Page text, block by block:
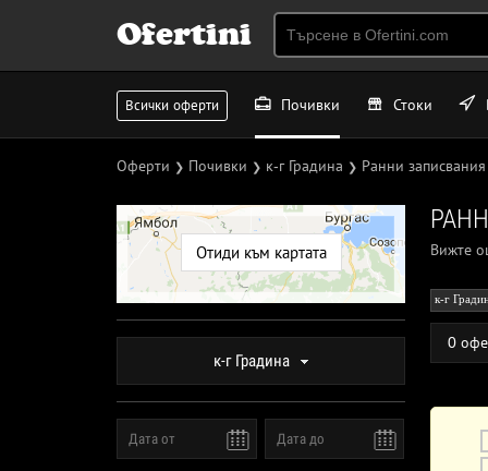
Ofertini
Всички оферти Почивки Стоки
Оферти ❯ Почивки ❯ к-г Градина ❯ Ранни записвания
Отиди към картата
к-г Градина
Вижте
к-г
0